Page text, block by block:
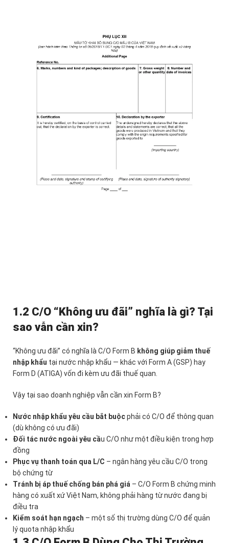
1.2 C/O “Không ưu đãi” nghĩa là gì? Tại
sao vẫn cần xin?
“Không ưu đãi” có nghĩa là C/O Form B không giúp giảm thuế
nhập khẩu tại nước nhập khẩu — khác với Form A (GSP) hay
Form D (ATIGA) vốn đi kèm ưu đãi thuế quan.
Vậy tại sao doanh nghiệp vẫn cần xin Form B?
Nước nhập khẩu yêu cầu bắt buộcphải có C/O để thông quan
(dù không có ưu đãi)
Đối tác nước ngoài yêu cầu C/O như một điều kiện trong hợp
đồng
Phục vụ thanh toán qua L/C – ngân hàng yêu cầu C/O trong
bộ chứng từ
Tránh bị áp thuế chống bán phá giá – C/O Form B chứng minh
hàng có xuất xứ Việt Nam, không phải hàng từ nước đang bị
điều tra
Kiểm soát hạn ngạch – một số thị trường dùng C/O để quản
lý quota nhập khẩu